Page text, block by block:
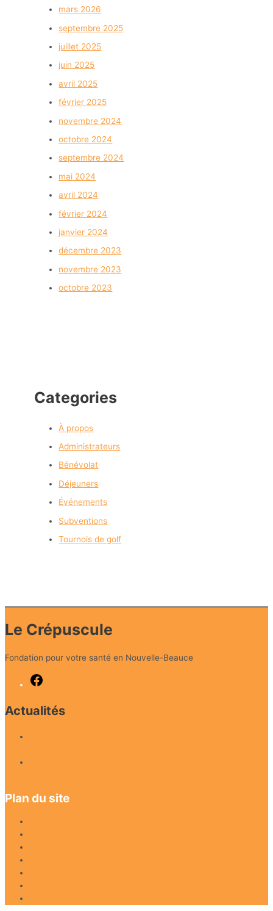
mars 2026
septembre 2025
juillet 2025
juin 2025
avril 2025
février 2025
novembre 2024
octobre 2024
septembre 2024
mai 2024
avril 2024
février 2024
janvier 2024
décembre 2023
novembre 2023
octobre 2023
Categories
À propos
Administrateurs
Bénévolat
Déjeuners
Événements
Subventions
Tournois de golf
Le Crépuscule
Fondation pour votre santé en Nouvelle-Beauce
Actualités
Plan du site